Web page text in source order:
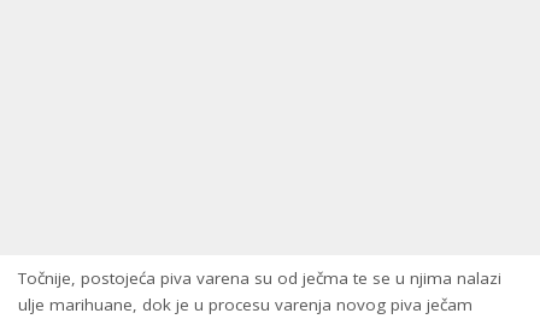
Točnije, postojeća piva varena su od ječma te se u njima nalazi
ulje marihuane, dok je u procesu varenja novog piva ječam